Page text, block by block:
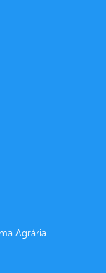
Agrária